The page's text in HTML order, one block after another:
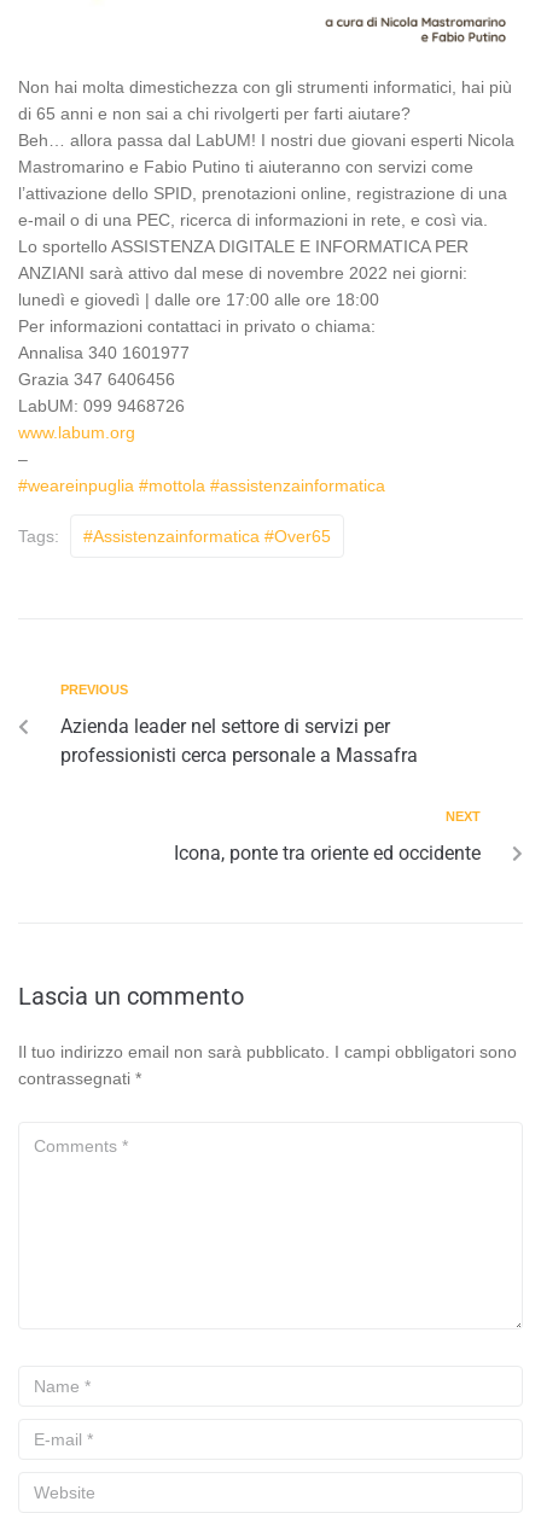
Non hai molta dimestichezza con gli strumenti informatici, hai più
di 65 anni e non sai a chi rivolgerti per farti aiutare?
Beh… allora passa dal LabUM! I nostri due giovani esperti Nicola
Mastromarino e Fabio Putino ti aiuteranno con servizi come
l’attivazione dello SPID, prenotazioni online, registrazione di una
e-mail o di una PEC, ricerca di informazioni in rete, e così via.
Lo sportello ASSISTENZA DIGITALE E INFORMATICA PER
ANZIANI sarà attivo dal mese di novembre 2022 nei giorni:
lunedì e giovedì | dalle ore 17:00 alle ore 18:00
Per informazioni contattaci in privato o chiama:
Annalisa 340 1601977
Grazia 347 6406456
LabUM: 099 9468726
www.labum.org
–
#weareinpuglia #mottola #assistenzainformatica
Tags: #assistenzainformatica #over65
PREVIOUS
Azienda leader nel settore di servizi per
professionisti cerca personale a Massafra
NEXT
Icona, ponte tra oriente ed occidente
Lascia un commento
Il tuo indirizzo email non sarà pubblicato. I campi obbligatori sono
contrassegnati *